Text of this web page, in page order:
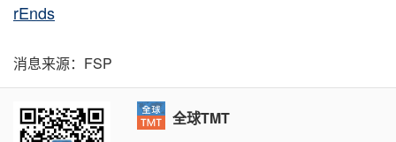
rEnds
消息来源：FSP
全球TMT